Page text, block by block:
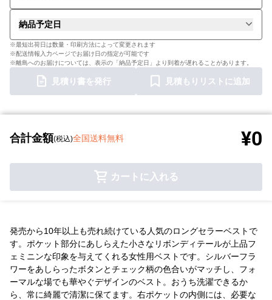
納品予定日
※最短出荷日は数量・印刷方法によって変更されます
※配送情報入力ページでお届け日の指定が可能です
※離島へのお届けについては、表示の「納品予定日」より到着が遅れることがあります。
見積り書を発行 見積もりリストに追加
合計金額(税込)全国送料無料 ¥0
カートに入れる
発売から10年以上も売れ続けている人気のロングセラーベストで
す。ポケット部分にあしらえた小さなリボンディテールが上品フ
ェミニンな印象を与えてくれる女性用ベストです。シルバーフラ
ワーをあしらったボタンとチェック柄の色合いがマッチし、フォ
ーマルな場でも華やぐデザインのベスト。おうち洗濯できるか
ら、常に綺麗で清潔に保てます。右ポケットの内側には、必要な